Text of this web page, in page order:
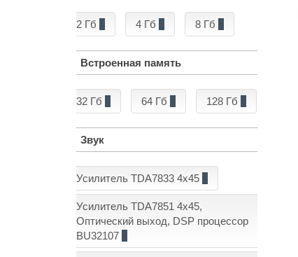
2 Гб 4 Гб 4 8 Гб
Встроенная память
32 Гб 3 64 Гб 3 128 Гб
Звук
Усилитель TDA7833 4x45
Усилитель TDA7851 4x45,
Оптический выход, DSP процессор
BU32107 5